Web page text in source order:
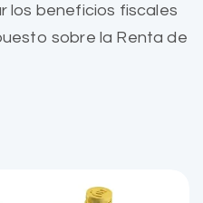
los beneficios fiscales
sobre la Renta de